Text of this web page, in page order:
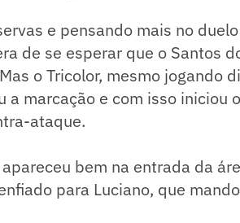
e pensando mais no
de se esperar que o Santos
o Tricolor, mesmo jogando
a marcação e com isso iniciou
ataque.
bem na entrada da
para Luciano, que